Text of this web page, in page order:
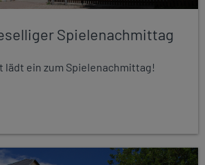
Spielenachmittag
lädt ein zum Spielenachmittag!